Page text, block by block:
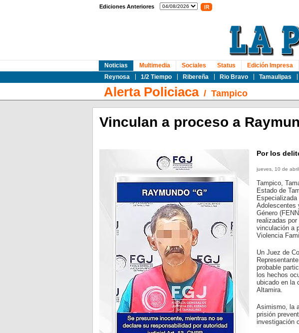
Ediciones Anteriores
Noticias
Reynosa
1/2 Tiempo Ribereña Rio Bravo Tamaulipas
Multimedia Sociales Status Edición Impresa
Alerta Policiaca/ Tampico
Vinculan a proceso a
Por los
jueves, 10 de
Tampico,
Estado de
Adolescentes
Género
realizadas
vinculación a
Violencia
Un Juez de
probable
los hechos
ubicado en la
Altamira.
Asimismo, la
prisión
investigación